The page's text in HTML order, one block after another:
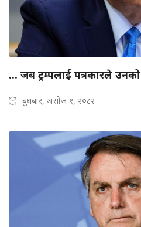
... जब ट्रम्पलाई पत्रकारले उनको
बुधबार, असोज १, २०८२